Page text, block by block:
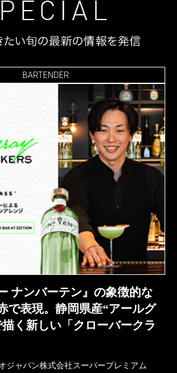
BARTENDER
ナンバーテン』の象徴的な
で表現。静岡県産“アールグ
描く新しい「クローバークラ
ジャパン株式会社スーパープレミアム